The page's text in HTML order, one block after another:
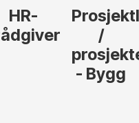
HR-
/
- Bygg